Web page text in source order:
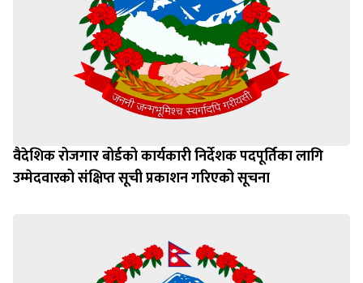
वैदेशिक रोजगार बोर्डको कार्यकारी निर्देशक पदपूर्तिका लागि
उम्मेदवारको संक्षिप्त सूची प्रकाशन गरिएको सूचना